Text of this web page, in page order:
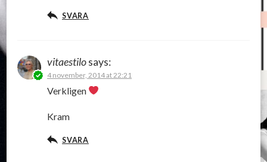
SVARA
vitaestilosays:
4 november, 2014 at 22:21
Verkligen
Kram
SVARA